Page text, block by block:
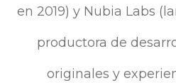
en 2019) y Nubia Labs
productora de
originales y